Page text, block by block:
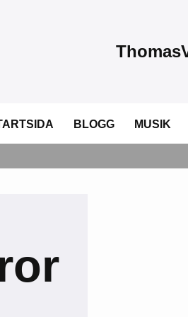
BLOGG MUSIK